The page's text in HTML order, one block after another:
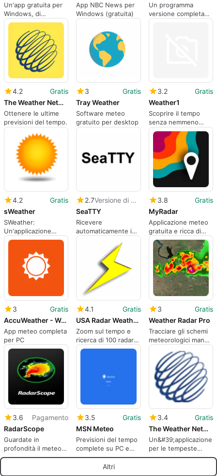
Un'app gratuita per
Windows, di
business-
productivity Insider
App NBC News per
Windows (gratuita)
Un programma
versione completa
per Windows, di
4.2
Gratis
The Weather Network
Ottenere le ultime
previsioni del tempo.
3
Gratis
Tray Weather
Software meteo
gratuito per desktop
3.2
Gratis
Weather1
Scoprire il tempo
senza nemmeno
guardare fuori dalla
finestra
4.2
Gratis
sWeather
SWeather:
Un'applicazione
meteo gratuita per
2.7
Versione di prova
SeaTTY
Ricevere
automaticamente i
bollettini e i grafici
meteorologici
3.8
Gratis
MyRadar
Applicazione meteo
gratuita e ricca di
funzioni
3
Gratis
AccuWeather - Weather for Life
App meteo completa
per PC
4.1
Gratis
USA Radar Weather Browser
Zoom sul tempo e
ricerca di 100 radar
USA, informazioni
altro in pochi clic!
3
Gratis
Weather Radar Pro
Tracciare gli schemi
meteorologici man
mano che accadono
3.6
Pagamento
RadarScope
Guardate in
profondità il meteo
del mondo con
3.5
Gratis
MSN Meteo
Previsioni del tempo
complete su PC e
tablet Windows 10
3.4
Gratis
The Weather Network for Windows 10
Un&#39;applicazione
per le tempeste
degli agenti
Altri